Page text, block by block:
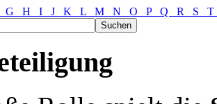
G H I J K L M N O P Q R S